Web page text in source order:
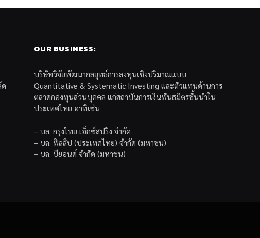
OUR BUSINESS:
บริษัทวิจัยพัฒนากลยุทธ์การลงทุนเชิงปริมาณแบบ
Quantitative & Systematic Investing และตัวแทนด้านการ
ตลาดกองทุนส่วนบุคคล แก่สถาบันการเงินพันธมิตรชั้นนำใน
ประเทศไทย อาทิเช่น
– บล. กรุงไทย เอ็กซ์สปริง จำกัด
– บล. ฟิลลิป (ประเทศไทย) จำกัด (มหาชน)
– บล. บียอนด์ จำกัด (มหาชน)